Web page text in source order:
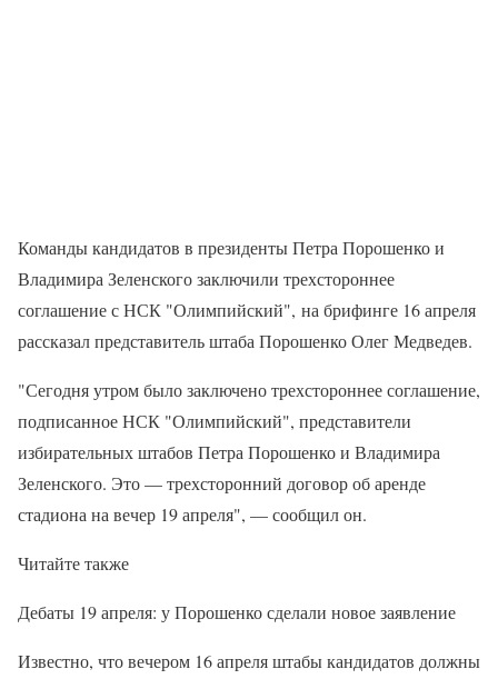
Команды кандидатов в президенты Петра Порошенко и
Владимира Зеленского заключили трехстороннее
соглашение с НСК "Олимпийский", на брифинге 16 апреля
рассказал представитель штаба Порошенко Олег Медведев.
"Сегодня утром было заключено трехстороннее соглашение,
подписанное НСК "Олимпийский", представители
избирательных штабов Петра Порошенко и Владимира
Зеленского. Это — трехсторонний договор об аренде
стадиона на вечер 19 апреля", — сообщил он.
Читайте также
Дебаты 19 апреля: у Порошенко сделали новое заявление
Известно, что вечером 16 апреля штабы кандидатов должны